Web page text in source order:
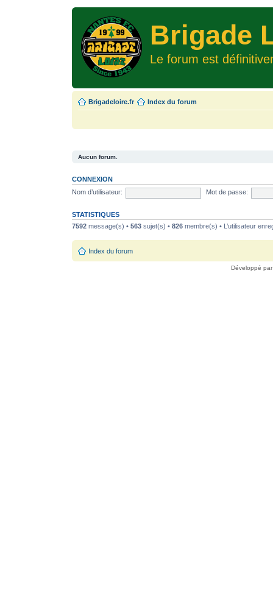
Brigade
Le forum est
Brigadeloire.fr Index du forum
Aucun forum.
CONNEXION
Nom d’utilisateur:
Mot de passe:
STATISTIQUES
7592 message(s) • 563 sujet(s) • 826 membre(s) • L’utilisateur
Index du forum
Développé